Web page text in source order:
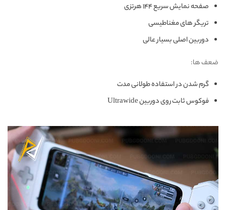
صفحه نمایش سریع ۱۴۴ هرتزی
تریگر های مغناطیسی
دوربین اصلی بسیار عالی
ضعف ها:
گرم شدن در استفاده طولانی مدت
فوکوس ثابت روی دوربین Ultrawide